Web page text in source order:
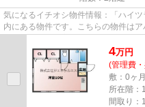
気になるイチオシ物件情報：「ハイ
内にある物件です。こちらの物件は
4万円
(管理費
敷：0ヶ
所在階：
間取り：